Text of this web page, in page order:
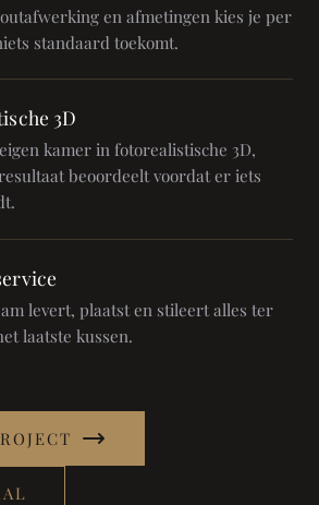
en afmetingen kies je per
standaard toekomt.
3D
kamer in fotorealistische 3D,
beoordeelt voordat er iets
levert, plaatst en stileert alles ter
laatste kussen.